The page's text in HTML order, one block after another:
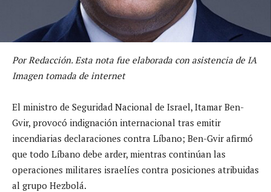
Por Redacción. Esta nota fue elaborada con asistencia de IA
Imagen tomada de internet
El ministro de Seguridad Nacional de Israel, Itamar Ben-
Gvir, provocó indignación internacional tras emitir
incendiarias declaraciones contra Líbano; Ben-Gvir afirmó
que todo Líbano debe arder, mientras continúan las
operaciones militares israelíes contra posiciones atribuidas
al grupo Hezbolá.